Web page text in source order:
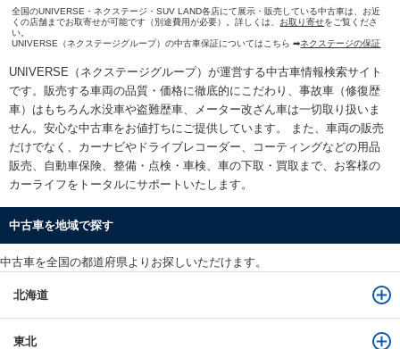
全国のUNIVERSE・ネクステージ・SUV LAND各店にて展示・販売している中古車は、お近
くの店舗までお取寄せが可能です（別途費用が必要）。詳しくは、 お取り寄せをご覧くださ
い。
UNIVERSE（ネクステージグループ）の中古車保証についてはこちら ➡ネクステージの保証
UNIVERSE（ネクステージグループ）が運営する中古車情報検索サイト
です。販売する車両の品質・価格に徹底的にこだわり、事故車（修復歴
車）はもちろん水没車や盗難歴車、メーター改ざん車は一切取り扱いま
せん。安心な中古車をお値打ちにご提供しています。 また、車両の販売
だけでなく、カーナビやドライブレコーダー、コーティングなどの用品
販売、自動車保険、整備・点検・車検、車の下取・買取まで、お客様の
カーライフをトータルにサポートいたします。
中古車を地域で探す
中古車を全国の都道府県よりお探しいただけます。
北海道
東北